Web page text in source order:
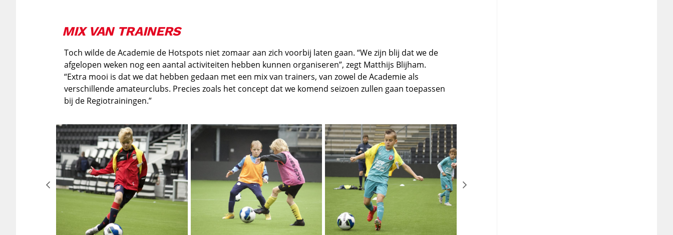
MIX VAN TRAINERS
Toch wilde de Academie de Hotspots niet zomaar aan zich voorbij laten gaan. “We zijn blij dat we de
afgelopen weken nog een aantal activiteiten hebben kunnen organiseren”, zegt Matthijs Blijham.
“Extra mooi is dat we dat hebben gedaan met een mix van trainers, van zowel de Academie als
verschillende amateurclubs. Precies zoals het concept dat we komend seizoen zullen gaan toepassen
bij de Regiotrainingen.”